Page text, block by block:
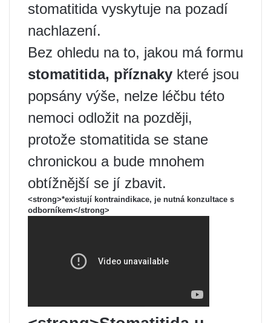
stomatitida vyskytuje na pozadí
nachlazení.
Bez ohledu na to, jakou má formu
stomatitida, příznaky které jsou
popsány výše, nelze léčbu této
nemoci odložit na později,
protože stomatitida se stane
chronickou a bude mnohem
obtížnější se jí zbavit.
<strong>*existují kontraindikace, je nutná konzultace s
odborníkem</strong>